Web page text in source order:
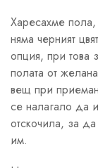
Харесахме
няма черният
опция, при това
полата от
вещ при
се налагало да
отскочила, за
им.